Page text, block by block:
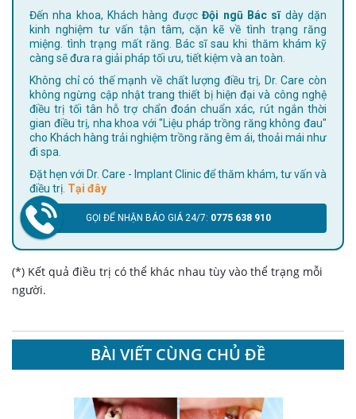
Đến nha khoa, Khách hàng đượcĐội ngũ Bác sĩdày dặn
kinh nghiệm tư vấn tận tâm, cặn kẽ về tình trạng răng
miệng. tình trạng mất răng. Bác sĩ sau khi thăm khám kỹ
càng sẽ đưa ra giải pháp tối ưu, tiết kiệm và an toàn.
Không chỉ có thế mạnh về chất lượng điều trị, Dr. Care còn
không ngừng cập nhật trang thiết bị hiện đại và công nghệ
điều trị tối tân hỗ trợ chẩn đoán chuẩn xác, rút ngắn thời
gian điều trị, nha khoa với "Liệu pháp trồng răng không đau"
cho Khách hàng trải nghiệm trồng răng êm ái, thoải mái như
đi spa.
Đặt hẹn với Dr. Care - Implant Clinic để thăm khám, tư vấn và
điều trị. Tại đây
GỌI ĐỂ NHẬN BÁO GIÁ 24/7: 0775 638 910
(*) Kết quả điều trị có thể khác nhau tùy vào thể trạng mỗi
người.
BÀI VIẾT CÙNG CHỦ ĐỀ